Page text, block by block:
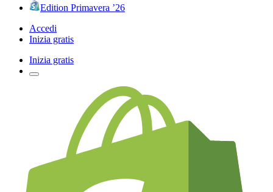
Edition Primavera ’26
Accedi
Inizia gratis
Inizia gratis